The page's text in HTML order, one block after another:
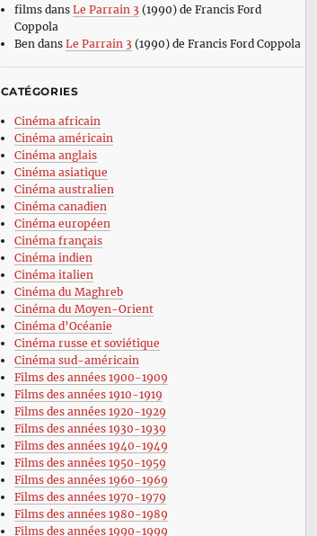
filmsdans Le Parrain 3 (1990) de Francis Ford
Coppola
Ben dans Le Parrain 3 (1990) de Francis Ford Coppola
CATÉGORIES
Cinéma africain
Cinéma américain
Cinéma anglais
Cinéma asiatique
Cinéma australien
Cinéma canadien
Cinéma européen
Cinéma français
Cinéma indien
Cinéma italien
Cinéma du Maghreb
Cinéma du Moyen-Orient
Cinéma d’Océanie
Cinéma russe et soviétique
Cinéma sud-américain
Films des années 1900-1909
Films des années 1910-1919
Films des années 1920-1929
Films des années 1930-1939
Films des années 1940-1949
Films des années 1950-1959
Films des années 1960-1969
Films des années 1970-1979
Films des années 1980-1989
Films des années 1990-1999